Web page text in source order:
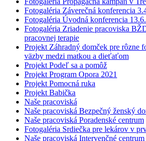
Fotogaléria Záverečná konferencia
Fotogaléria Úvodná konferencia
Fotogaléria Zriadenie pracoviska
pracovnej terapie
Projekt Záhradný domček pre rôzne
väzby medzi matkou a dieťaťom
Projekt Podeľ sa a pomôž
Projekt Program Opora 2021
Projekt Pomocná ruka
Projekt Babička
Naše pracoviská
Naše pracoviská Bezpečný ženský
Naše pracoviská Poradenské centrum
Fotogaléria Srdiečka pre lekárov v
Naše pracoviská Intervenčné centrum